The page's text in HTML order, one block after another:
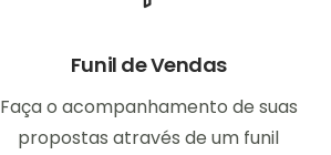
Funil de Vendas
Faça o acompanhamento de suas
propostas através de um funil